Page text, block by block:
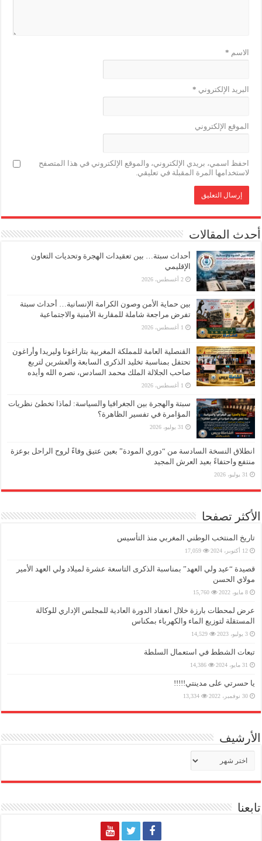
الاسم *
البريد الإلكتروني *
الموقع الإلكتروني
احفظ اسمي، بريدي الإلكتروني، والموقع الإلكتروني في هذا المتصفح
لاستخدامها المرة المقبلة في تعليقي.
أحدث المقالات
أحداث سبتة… بين تعقيدات الهجرة وتحديات التعاون
الإقليمي
2 أغسطس، 2026
بين حماية الأمن وصون الكرامة الإنسانية… أحداث سبتة
تفرض مراجعة شاملة للمقاربة الأمنية والاجتماعية
1 أغسطس، 2026
القنصلية العامة للمملكة المغربية بتاراغونا وليريدا وأراغون
تحتفل بمناسبة تخليد الذكرى السابعة والعشرين لتربع
صاحب الجلالة الملك محمد السادس، نصره الله وأيده
1 أغسطس، 2026
سبتة والهجرة بين الجغرافيا والسياسة: لماذا تخطئ نظريات
المؤامرة في تفسير الظاهرة؟
31 يوليو، 2026
انطلاق النسخة السادسة من “دوري المودة” بعين عتيق وفاءً لروح الراحل بوعزة
منتفع واحتفاءً بعيد العرش المجيد
31 يوليو، 2026
الأكثر تصفحا
تاريخ المنتخب الوطني المغربي منذ التأسيس
12 أكتوبر، 2024 17,059
قصيدة “عيد ولي العهد” بمناسبة الذكرى التاسعة عشرة لميلاد ولي العهد الأمير
مولاي الحسن
8 مايو، 2022 15,760
عرض لمحطات بارزة خلال انعقاد الدورة العادية للمجلس الإداري للوكالة
المستقلة لتوزيع الماء والكهرباء بمكناس
3 يوليو، 2023 14,529
تبعات الشطط في استعمال السلطة
31 مايو، 2024 14,386
يا حسرتي على مدينتي!!!!!
30 نوفمبر، 2022 13,334
الأرشيف
تابعنا